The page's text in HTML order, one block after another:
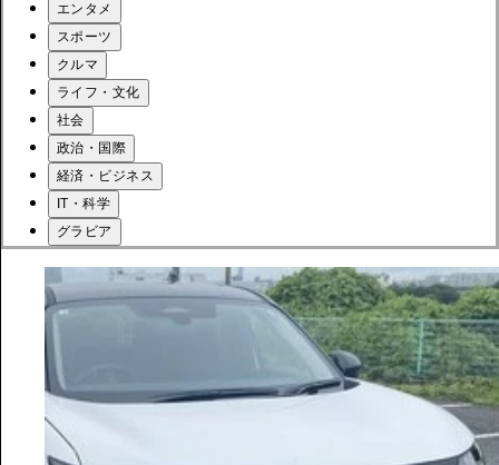
エンタメ
スポーツ
クルマ
ライフ・文化
社会
政治・国際
経済・ビジネス
IT・科学
グラビア